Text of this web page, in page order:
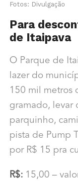
Fotos: Divulgação
Para
de Itaipava
O Parque de
lazer do
150 mil metros
gramado, levar
parquinho,
pista de Pump
por R$ 15 pra
R$:15,00 –